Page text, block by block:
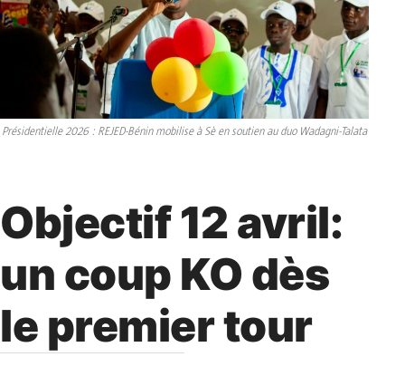
Présidentielle 2026 : REJED-Bénin mobilise à Sè en soutien au duo Wadagni-Talata
Objectif 12 avril:
un coup KO dès
le premier tour